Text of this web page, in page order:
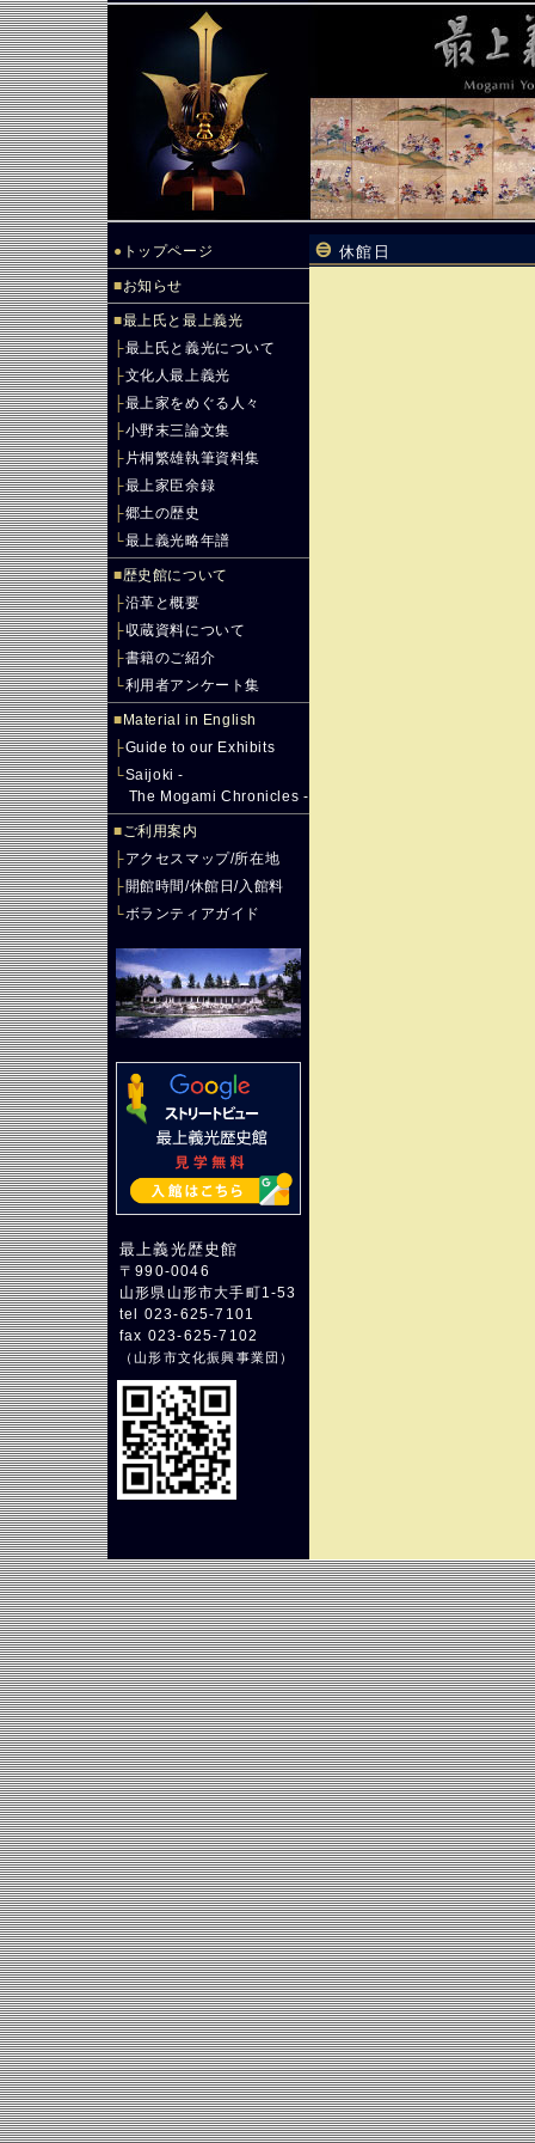
● トップページ
■お知らせ
■最上氏と最上義光
├最上氏と義光について
├文化人最上義光
├最上家をめぐる人々
├小野末三論文集
├ 片桐繁雄執筆資料集
├最上家臣余録
├郷土の歴史
└最上義光略年譜
■歴史館について
├沿革と概要
├収蔵資料について
├書籍のご紹介
└利用者アンケート集
■ Material in English
├Guide to our Exhibits
└Saijoki -
The Mogami Chronicles -
■ご利用案内
├アクセスマップ/所在地
├開館時間/休館日/入館料
└ボランティアガイド
最上義光歴史館
〒990-0046
山形県山形市大手町1-53
tel 023-625-7101
fax 023-625-7102
（山形市文化振興事業団 ）
休館日